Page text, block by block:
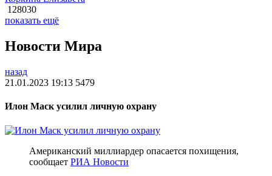
128030
показать ещё
Новости Мира
назад
21.01.2023 19:13 5479
Илон Маск усилил личную охрану
Американский миллиардер опасается похищения,
сообщает РИА Новости